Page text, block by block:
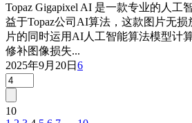
Topaz Gigapixel AI 是一款专业的人工
益于Topaz公司AI算法，这款图片无
片的同时运用AI人工智能算法模型计
修补图像损失...
2025年9月20日 6
10